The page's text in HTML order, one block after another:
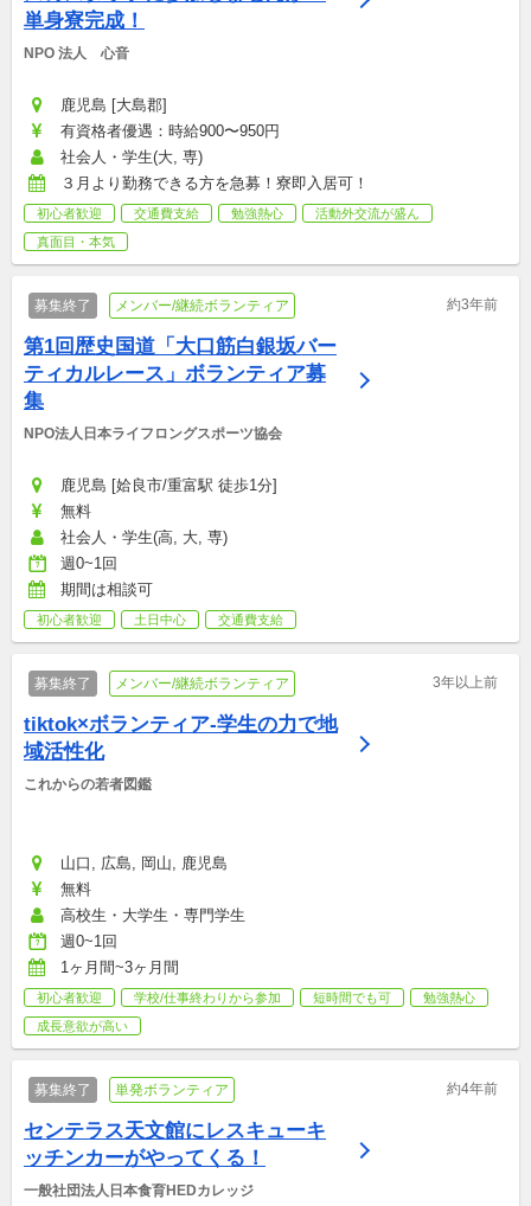
単身寮完成！
NPO 法人　心音
鹿児島 [大島郡]
有資格者優遇：時給900〜950円
社会人・学生(大, 専)
３月より勤務できる方を急募！寮即入居可！
初心者歓迎 交通費支給 勉強熱心
活動外交流が盛ん
真面目・本気
募集終了 メンバー/継続ボランティア 約3年前
第1回歴史国道「大口筋白銀坂バー
ティカルレース」ボランティア募
集
NPO法人日本ライフロングスポーツ協会
鹿児島 [姶良市/重富駅 徒歩1分]
無料
社会人・学生(高, 大, 専)
週0~1回
期間は相談可
初心者歓迎 土日中心 交通費支給
募集終了 メンバー/継続ボランティア 3年以上前
tiktok×ボランティア-学生の力で地
域活性化
これからの若者図鑑
山口, 広島, 岡山, 鹿児島
無料
高校生・大学生・専門学生
週0~1回
1ヶ月間~3ヶ月間
初心者歓迎 学校/仕事終わりから参加 短時間でも可
勉強熱心
成長意欲が高い
募集終了 単発ボランティア 約4年前
センテラス天文館にレスキューキ
ッチンカーがやってくる！
一般社団法人日本食育HEDカレッジ